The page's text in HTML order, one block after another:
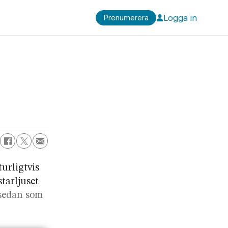
Prenumerera Logga in
som